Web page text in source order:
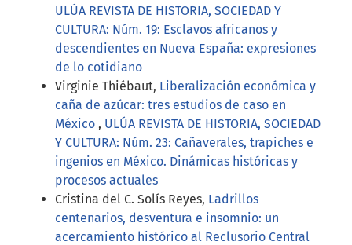
ULÚA REVISTA DE HISTORIA, SOCIEDAD Y
CULTURA: Núm. 19: Esclavos africanos y
descendientes en Nueva España: expresiones
de lo cotidiano
Virginie Thiébaut, Liberalización económica y
caña de azúcar: tres estudios de caso en
México , ULÚA REVISTA DE HISTORIA, SOCIEDAD
Y CULTURA: Núm. 23: Cañaverales, trapiches e
ingenios en México. Dinámicas históricas y
procesos actuales
Cristina del C. Solís Reyes, Ladrillos
centenarios, desventura e insomnio: un
acercamiento histórico al Reclusorio Central